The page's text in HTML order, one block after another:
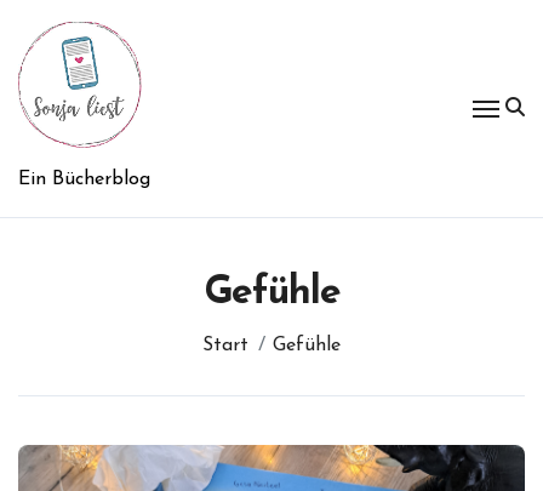
Inhalt
springen
Ein Bücherblog
Gefühle
Start Gefühle